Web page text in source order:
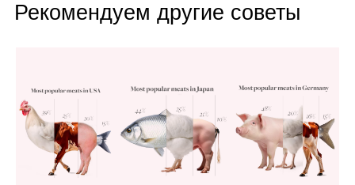
Рекомендуем другие советы